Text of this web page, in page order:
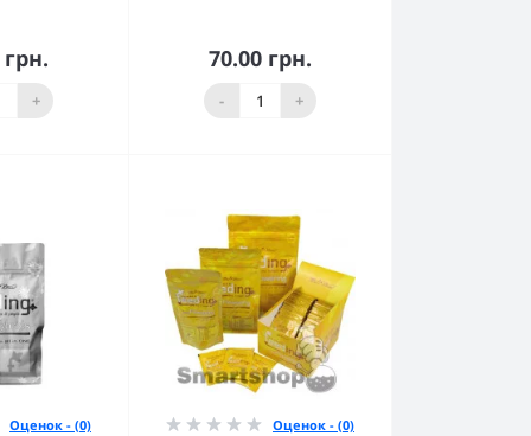
+
70.00 грн.
- +
В корзину
Оценок - (0) Оценок - (0)